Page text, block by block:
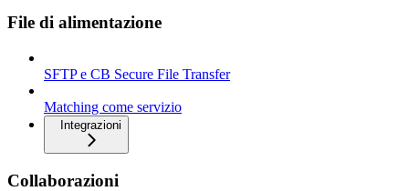
File di alimentazione
SFTP e CB Secure File Transfer
Matching come servizio
Integrazioni
Collaborazioni